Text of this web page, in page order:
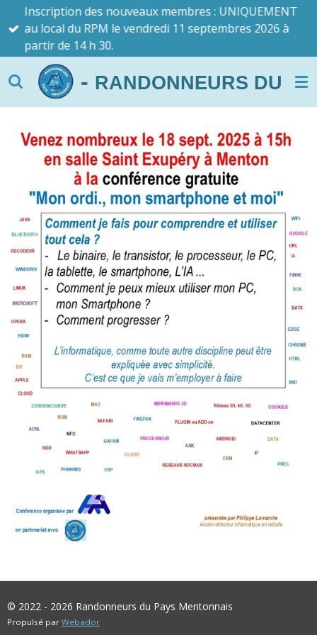
Passer
au
contenu
principal
- RANDONNEURS DU
Inscription des nouveaux membres : UNIQUEMENT
au local du RPM le vendredi 11 septembres 2026 à
partir de 14 h 30.
© 2022 - 2026 Randonneurs du Pays Mentonnais
Propulsé par Webador